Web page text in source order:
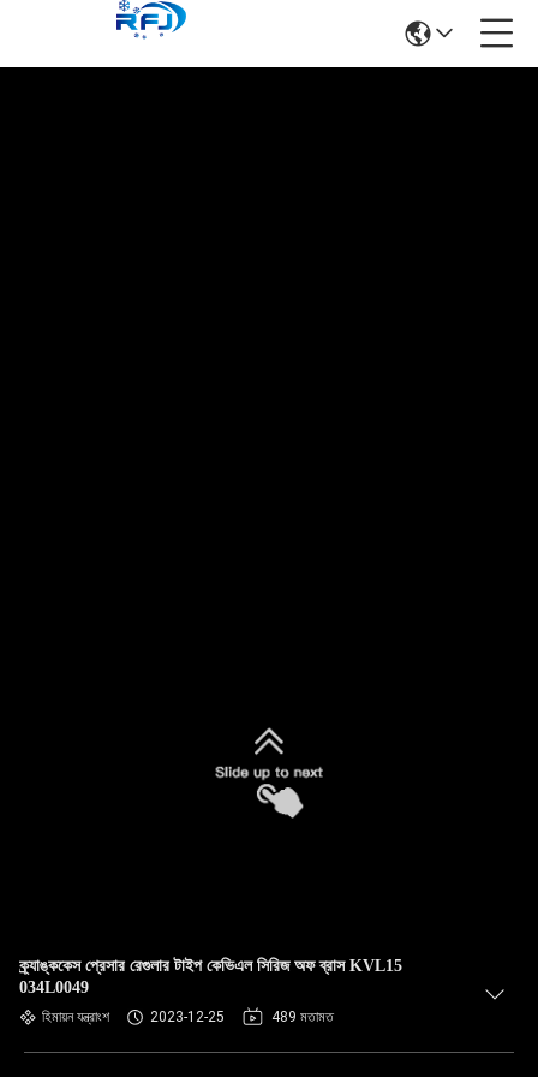
ক্র্যাঙ্ককেস প্রেসার রেগুলার টাইপ কেভিএল সিরিজ অফ ব্রাস KVL15
034L0049
হিমায়ন যন্ত্রাংশ 2023-12-25 489 মতামত